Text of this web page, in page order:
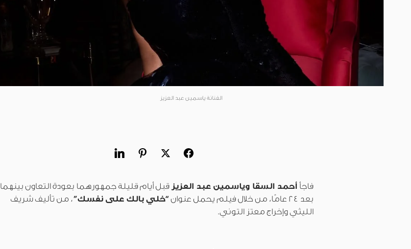
الفنانة ياسمين عبد العزيز
فاجأ أحمد السقا وياسمين عبد العزيز قبل أيام قليلة جمهورهما بعودة التعاون بينهما
بعد 24 عامًا، من خلال فيلم يحمل عنوان
“خلي بالك على نفسك”، من تأليف شريف
الليثي وإخراج معتز التوني.